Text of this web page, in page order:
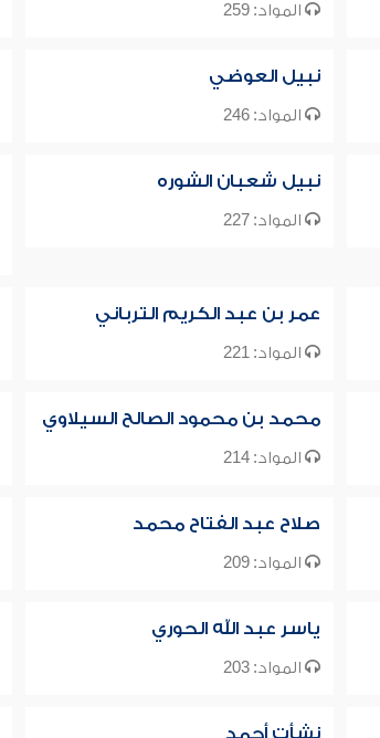
المواد: 259
نبيل العوضي
المواد: 246
نبيل شعبان الشوره
المواد: 227
عمر بن عبد الكريم الترباني
المواد: 221
محمد بن محمود الصالح السيلاوي
المواد: 214
صلاح عبد الفتاح محمد
المواد: 209
ياسر عبد الله الحوري
المواد: 203
نشأت أحمد